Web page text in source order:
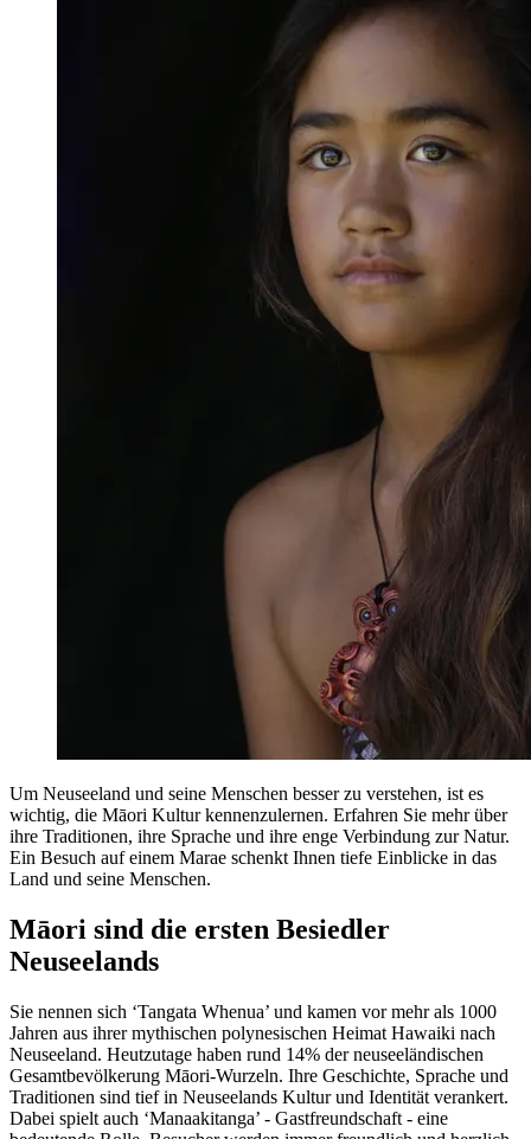
Um Neuseeland und seine Menschen besser zu verstehen, ist es
wichtig, die Māori Kultur kennenzulernen. Erfahren Sie mehr über
ihre Traditionen, ihre Sprache und ihre enge Verbindung zur Natur.
Ein Besuch auf einem Marae schenkt Ihnen tiefe Einblicke in das
Land und seine Menschen.
Māori sind die ersten Besiedler
Neuseelands
Sie nennen sich ‘Tangata Whenua’ und kamen vor mehr als 1000
Jahren aus ihrer mythischen polynesischen Heimat Hawaiki nach
Neuseeland. Heutzutage haben rund 14% der neuseeländischen
Gesamtbevölkerung Māori-Wurzeln. Ihre Geschichte, Sprache und
Traditionen sind tief in Neuseelands Kultur und Identität verankert.
Dabei spielt auch ‘Manaakitanga’ - Gastfreundschaft - eine